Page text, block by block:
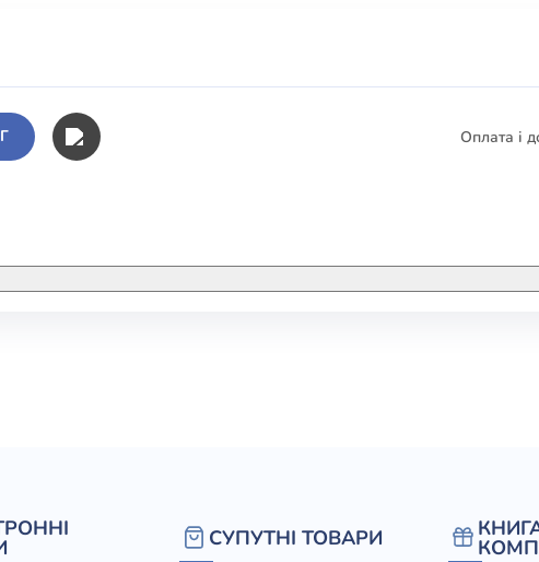
Оплата і
КНИГИ
Дитяча література
СУПУТНІ ТОВАРИ